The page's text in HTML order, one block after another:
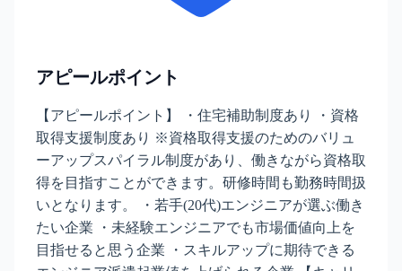
アピールポイント
【アピールポイント】 ・住宅補助制度あり ・資格
取得支援制度あり ※資格取得支援のためのバリュ
ーアップスパイラル制度があり、働きながら資格取
得を目指すことができます。研修時間も勤務時間扱
いとなります。 ・若手(20代)エンジニアが選ぶ働き
たい企業 ・未経験エンジニアでも市場価値向上を
目指せると思う企業 ・スキルアップに期待できる